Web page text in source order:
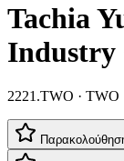
Tachia
Industry
2221.TWO · TWO